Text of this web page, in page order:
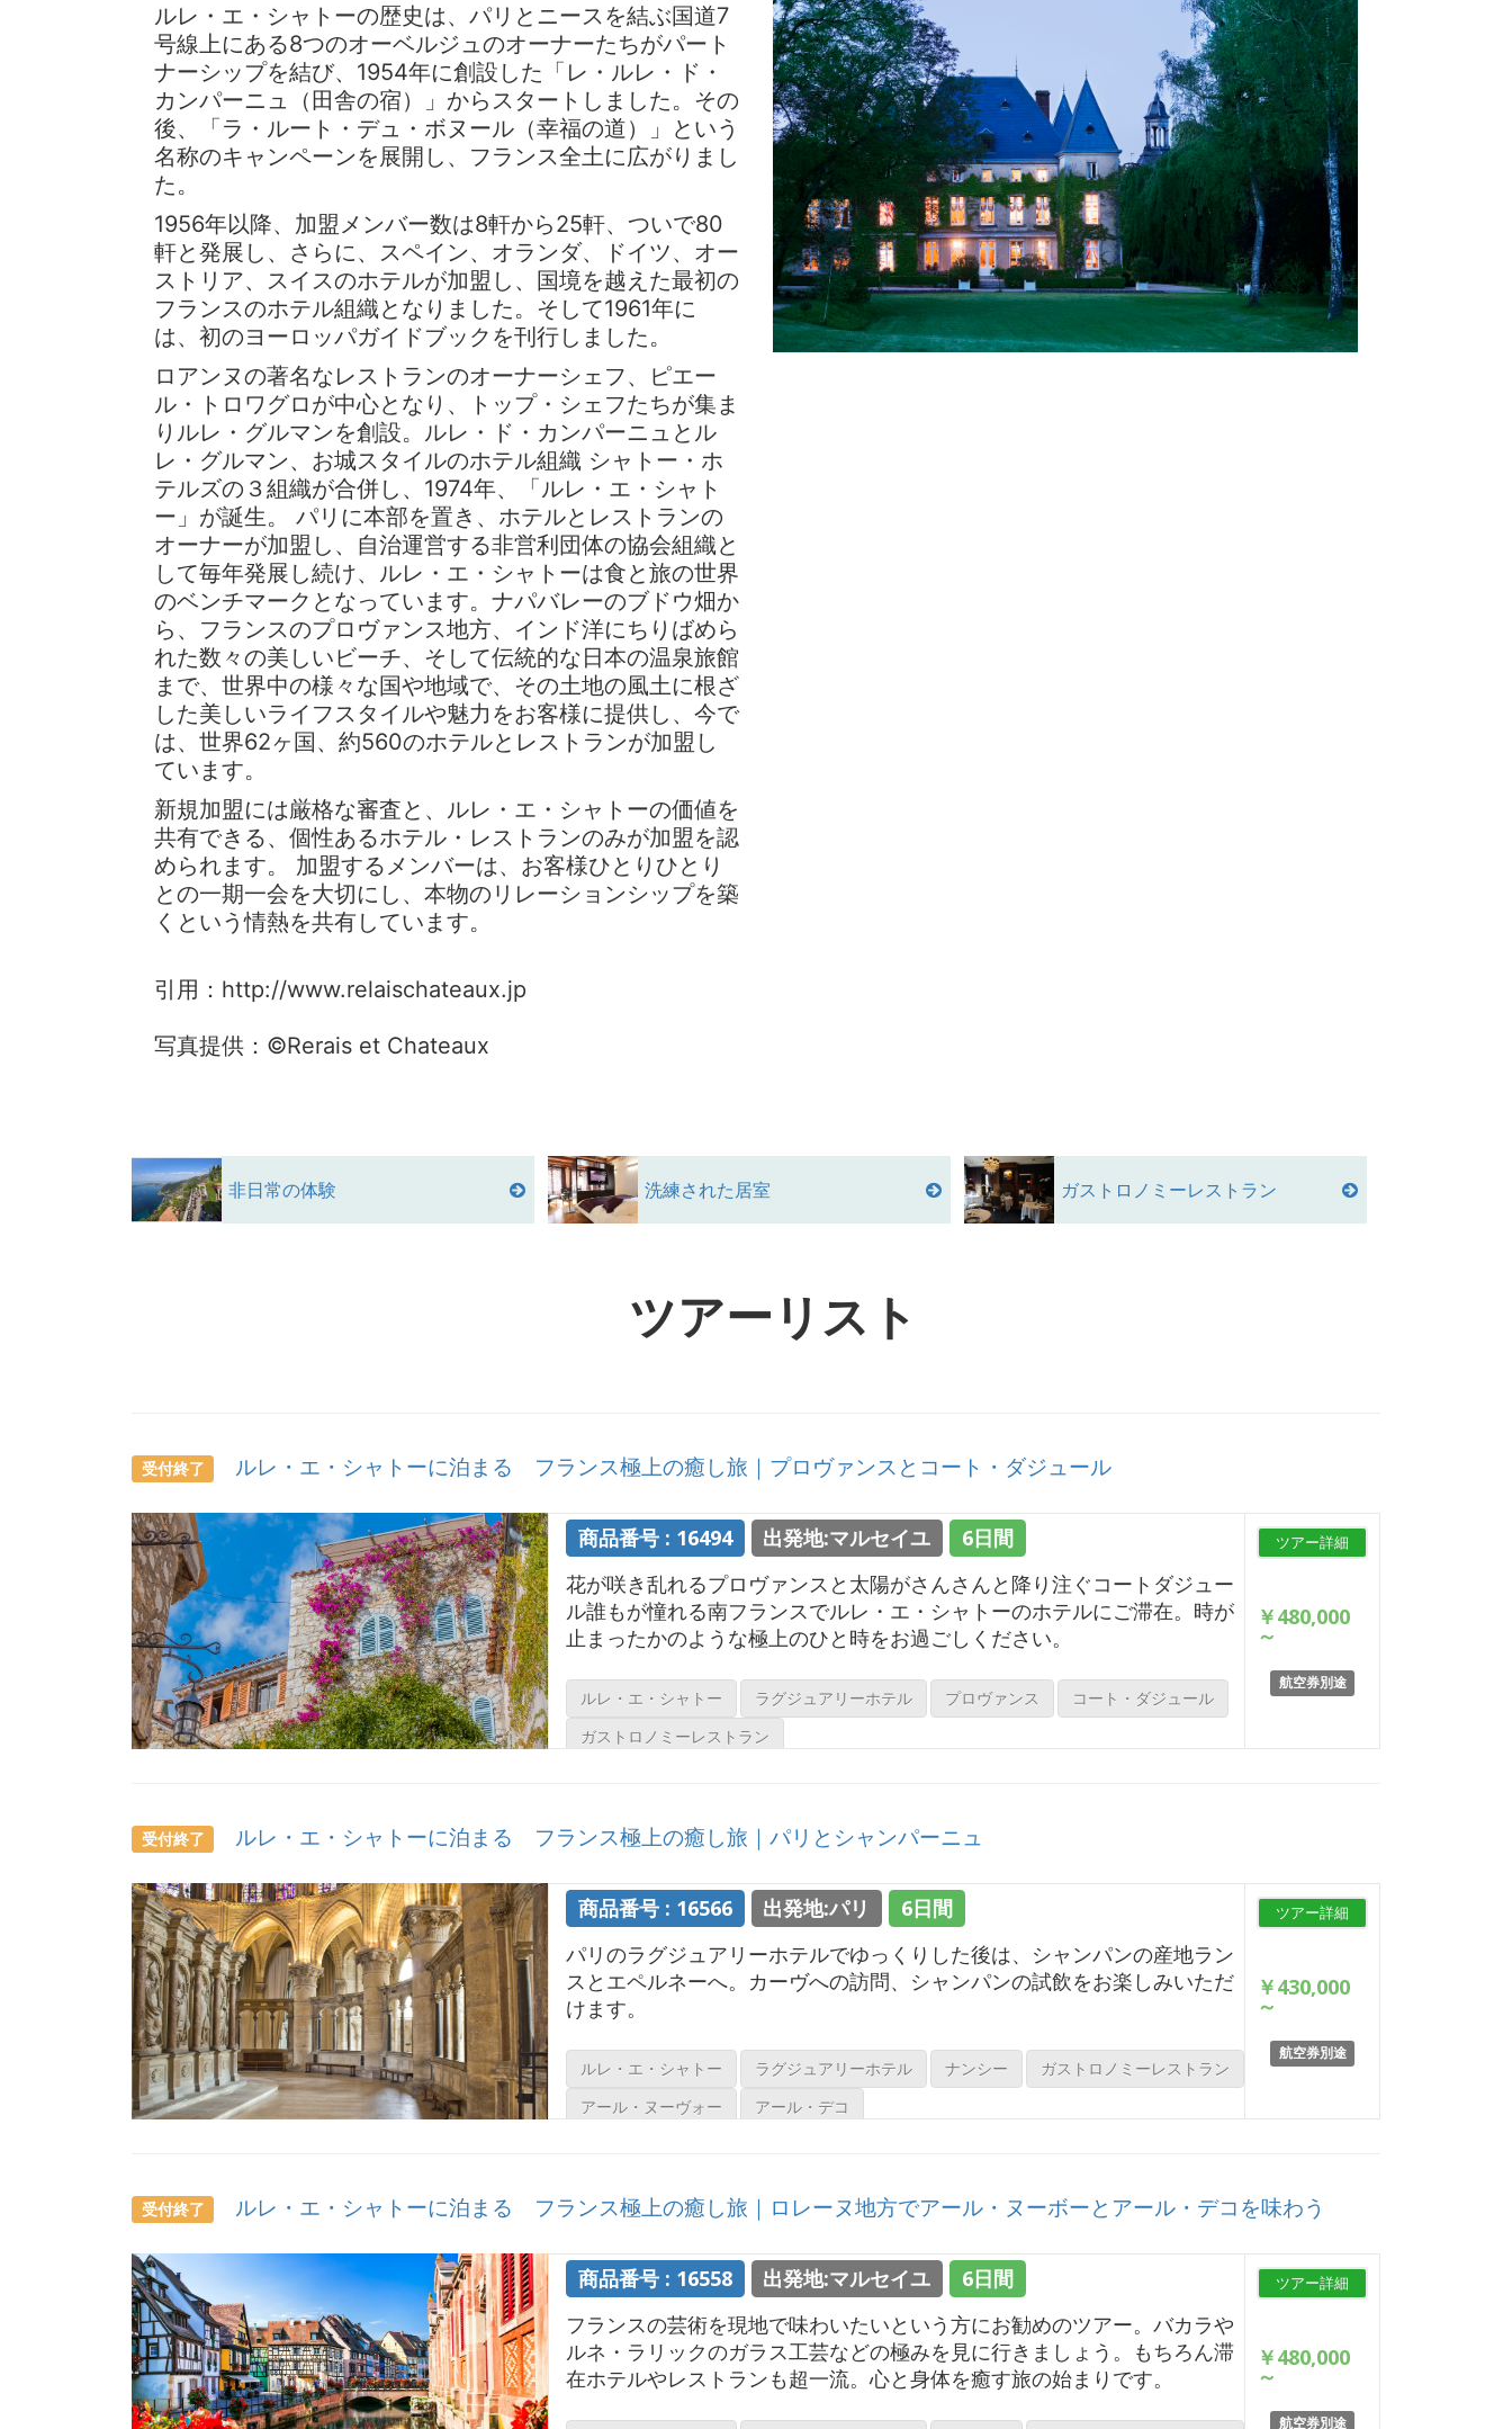
ルレ・エ・シャトーの歴史は、パリとニースを結ぶ国道7
号線上にある8つのオーベルジュのオーナーたちがパート
ナーシップを結び、1954年に創設した「レ・ルレ・ド・
カンパーニュ（田舎の宿）」からスタートしました。その
後、「ラ・ルート・デュ・ボヌール（幸福の道）」という
名称のキャンペーンを展開し、フランス全土に広がりまし
た。
1956年以降、加盟メンバー数は8軒から25軒、ついで80
軒と発展し、さらに、スペイン、オランダ、ドイツ、オー
ストリア、スイスのホテルが加盟し、国境を越えた最初の
フランスのホテル組織となりました。そして1961年に
は、初のヨーロッパガイドブックを刊行しました。
ロアンヌの著名なレストランのオーナーシェフ、ピエー
ル・トロワグロが中心となり、トップ・シェフたちが集ま
りルレ・グルマンを創設。ルレ・ド・カンパーニュとル
レ・グルマン、お城スタイルのホテル組織 シャトー・ホ
テルズの３組織が合併し、1974年、「ルレ・エ・シャト
ー」が誕生。 パリに本部を置き、ホテルとレストランの
オーナーが加盟し、自治運営する非営利団体の協会組織と
して毎年発展し続け、ルレ・エ・シャトーは食と旅の世界
のベンチマークとなっています。ナパバレーのブドウ畑か
ら、フランスのプロヴァンス地方、インド洋にちりばめら
れた数々の美しいビーチ、そして伝統的な日本の温泉旅館
まで、世界中の様々な国や地域で、その土地の風土に根ざ
した美しいライフスタイルや魅力をお客様に提供し、今で
は、世界62ヶ国、約560のホテルとレストランが加盟し
ています。
新規加盟には厳格な審査と、ルレ・エ・シャトーの価値を
共有できる、個性あるホテル・レストランのみが加盟を認
められます。 加盟するメンバーは、お客様ひとりひとり
との一期一会を大切にし、本物のリレーションシップを築
くという情熱を共有しています。
引用：http://www.relaischateaux.jp
写真提供：©Rerais et Chateaux
非日常の体験 洗練された居室 ガストロノミーレストラン
ツアーリスト
受付終了 ルレ・エ・シャトーに泊まる フランス極上の癒し旅｜プロヴァンスとコート・ダジュール
ツアー詳細
￥480,000
～
航空券別途
商品番号 : 16494 出発地:マルセイユ
6日間
花が咲き乱れるプロヴァンスと太陽がさんさんと降り注ぐコートダジュー
ル誰もが憧れる南フランスでルレ・エ・シャトーのホテルにご滞在。時が
止まったかのような極上のひと時をお過ごしください。
ルレ・エ・シャトー ラグジュアリーホテル プロヴァンス
コート・ダジュール
ガストロノミーレストラン
受付終了 ルレ・エ・シャトーに泊まる フランス極上の癒し旅｜パリとシャンパーニュ
ツアー詳細
￥430,000
～
航空券別途
商品番号 : 16566 出発地:パリ
6日間
パリのラグジュアリーホテルでゆっくりした後は、シャンパンの産地ラン
スとエペルネーへ。カーヴへの訪問、シャンパンの試飲をお楽しみいただ
けます。
ルレ・エ・シャトー ラグジュアリーホテル ナンシー
ガストロノミーレストラン
アール・ヌーヴォー
アール・デコ
受付終了 ルレ・エ・シャトーに泊まる フランス極上の癒し旅｜ロレーヌ地方でアール・ヌーボーとアール・デコを味わう
ツアー詳細
￥480,000
～
航空券別途
商品番号 : 16558 出発地:マルセイユ
6日間
フランスの芸術を現地で味わいたいという方にお勧めのツアー。バカラや
ルネ・ラリックのガラス工芸などの極みを見に行きましょう。もちろん滞
在ホテルやレストランも超一流。心と身体を癒す旅の始まりです。